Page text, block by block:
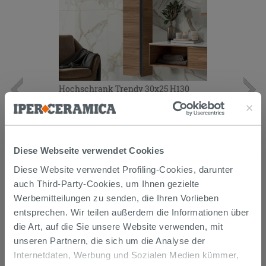
Diese Webseite verwendet Cookies
Diese Website verwendet Profiling-Cookies, darunter
auch Third-Party-Cookies, um Ihnen gezielte
Werbemitteilungen zu senden, die Ihren Vorlieben
entsprechen. Wir teilen außerdem die Informationen über
die Art, auf die Sie unsere Website verwenden, mit
unseren Partnern, die sich um die Analyse der
Internetdaten, Werbung und Sozialen Medien kümmer,
Hochschrank Trendy 30x25 H130
Belgravia Nussbaum mit schwarzem
Griff
394,00 €
IN DEN WARENKORB LEGEN